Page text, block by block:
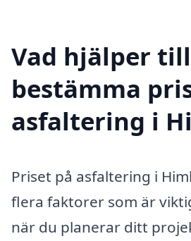
Vad hjälper
bestämma
asfaltering i
Priset på asfaltering i
flera faktorer som är
när du planerar ditt